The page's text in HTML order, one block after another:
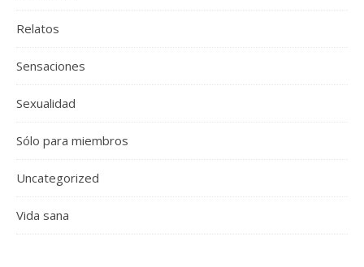
Relatos
Sensaciones
Sexualidad
Sólo para miembros
Uncategorized
Vida sana